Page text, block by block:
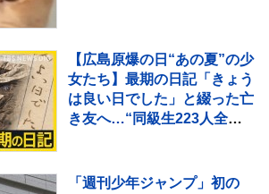
【広島原爆の日“あの夏”の少
女たち】最期の日記「きょう
は良い日でした」と綴った亡
き友へ…“同級生223人全
「週刊少年ジャンプ」初の